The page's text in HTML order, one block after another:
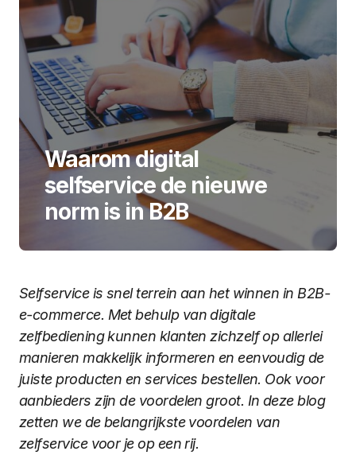
Waarom digital
selfservice de nieuwe
norm is in B2B
Selfservice is snel terrein aan het winnen in B2B-
e-commerce. Met behulp van digitale
zelfbediening kunnen klanten zichzelf op allerlei
manieren makkelijk informeren en eenvoudig de
juiste producten en services bestellen. Ook voor
aanbieders zijn de voordelen groot. In deze blog
zetten we de belangrijkste voordelen van
zelfservice voor je op een rij.